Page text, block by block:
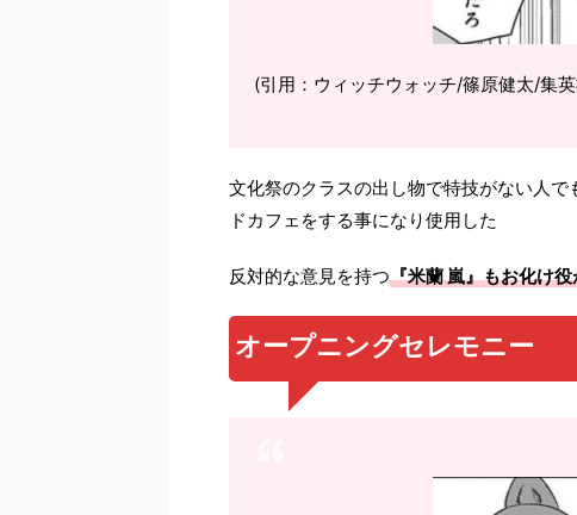
(引用：ウィッチウォッチ/篠原健太/集
文化祭のクラスの出し物で特技がない人
ドカフェをする事になり使用した
反対的な意見を持つ『米蘭 嵐』もお化け
オープニングセレモニー